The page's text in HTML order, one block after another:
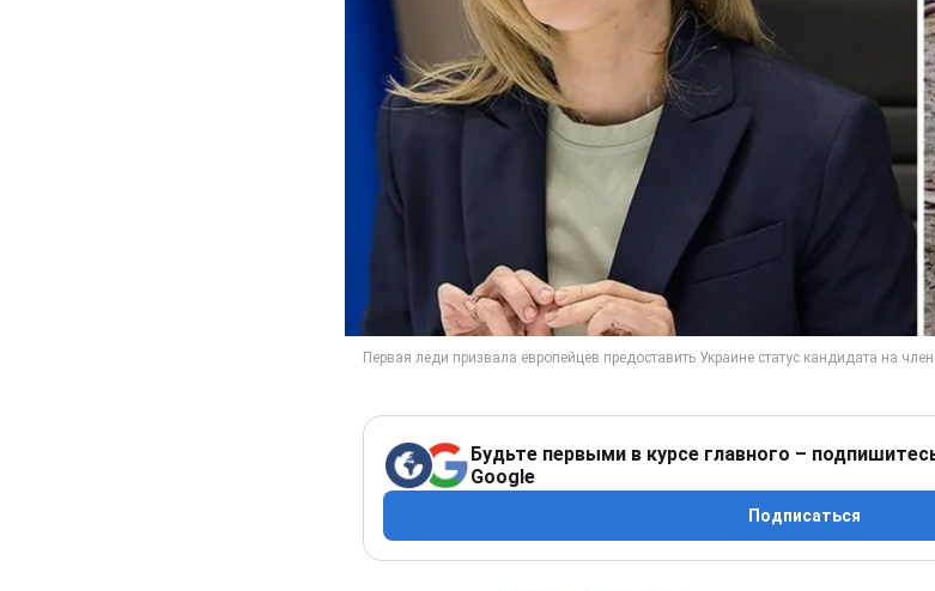
Будьте первыми в курсе главного –
Google
Подписаться